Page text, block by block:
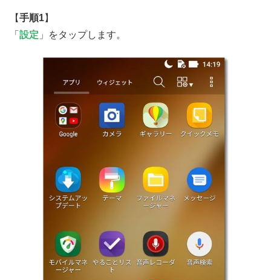
【手順1】
「 設定 」をタップします。